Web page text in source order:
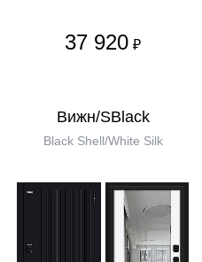
37 920 ₽
Вижн/SBlack
Black Shell/White Silk